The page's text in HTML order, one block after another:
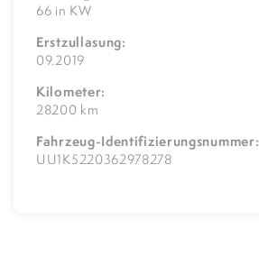
66 in KW
Erstzullasung:
09.2019
Kilometer:
28200 km
Fahrzeug-Identifizierungsnummer:
UU1K5220362978278